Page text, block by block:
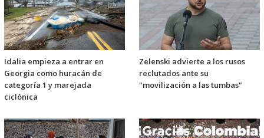
Idalia empieza a entrar en
Georgia como huracán de
categoría 1 y marejada
ciclónica
Zelenski advierte a los rusos
reclutados ante su
"movilización a las tumbas"